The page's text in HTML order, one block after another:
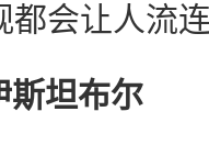
都会让人流
坦布尔